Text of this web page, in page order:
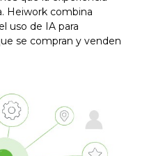
Heiwork combina
uso de IA para
se compran y venden